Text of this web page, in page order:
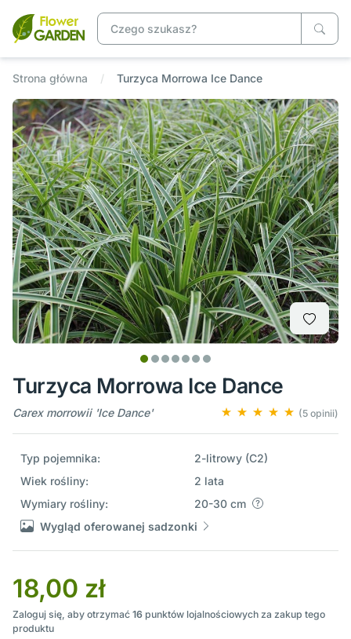
Strona główna Turzyca Morrowa Ice Dance
Turzyca Morrowa Ice Dance
Carex morrowii 'Ice Dance' (5 opinii)
Typ pojemnika:
2-litrowy (C2)
Wiek rośliny:
2 lata
Wymiary rośliny:
20-30 cm
Wygląd oferowanej sadzonki
18,00 zł
Zaloguj się, aby otrzymać 16 punktów lojalnościowych za zakup tego
produktu